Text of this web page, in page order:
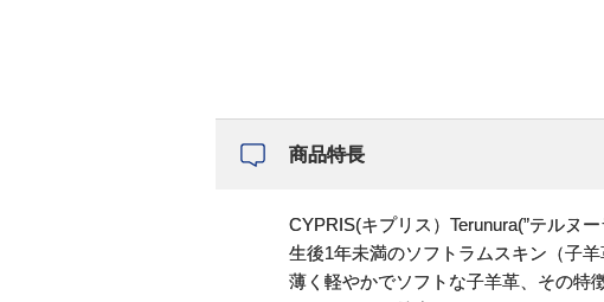
商品特長
CYPRIS(キプリス）Terunura(”テルヌー
生後1年未満のソフトラムスキン（子羊
薄く軽やかでソフトな子羊革、その特